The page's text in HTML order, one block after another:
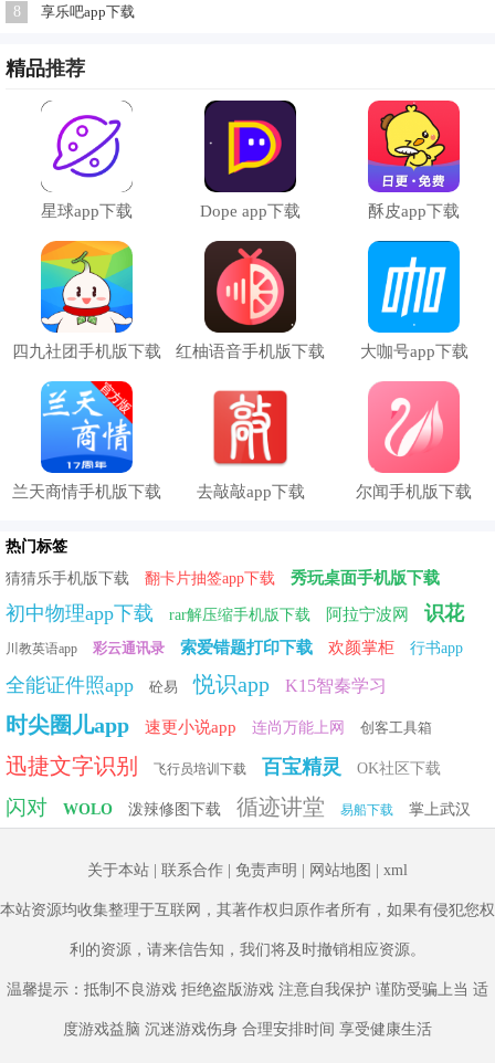
细节体验升级
相关热点：
8 享乐吧app下载
精品推荐
星球app下载 Dope app下载 酥皮app下载
四九社团手机版下载 红柚语音手机版下载 大咖号app下载
兰天商情手机版下载 去敲敲app下载 尔闻手机版下载
热门标签
猜猜乐手机版下载
翻卡片抽签app下载 秀玩桌面手机版下载
初中物理app下载 rar解压缩手机版下载 阿拉宁波网 识花
川教英语app 彩云通讯录 索爱错题打印下载 欢颜掌柜 行书app
全能证件照app 砼易 悦识app K15智秦学习
时尖圈儿app 速更小说app 连尚万能上网 创客工具箱
迅捷文字识别 飞行员培训下载 百宝精灵 OK社区下载
闪对 WOLO 泼辣修图下载 循迹讲堂 易船下载 掌上武汉
关于本站 联系合作 免责声明 网站地图 xml
本站资源均收集整理于互联网，其著作权归原作者所有，如果有侵犯您权
利的资源，请来信告知，我们将及时撤销相应资源。
温馨提示：抵制不良游戏 拒绝盗版游戏 注意自我保护 谨防受骗上当 适
度游戏益脑 沉迷游戏伤身 合理安排时间 享受健康生活